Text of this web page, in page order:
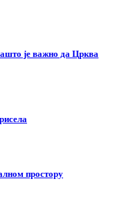
је важно да Црква
простору